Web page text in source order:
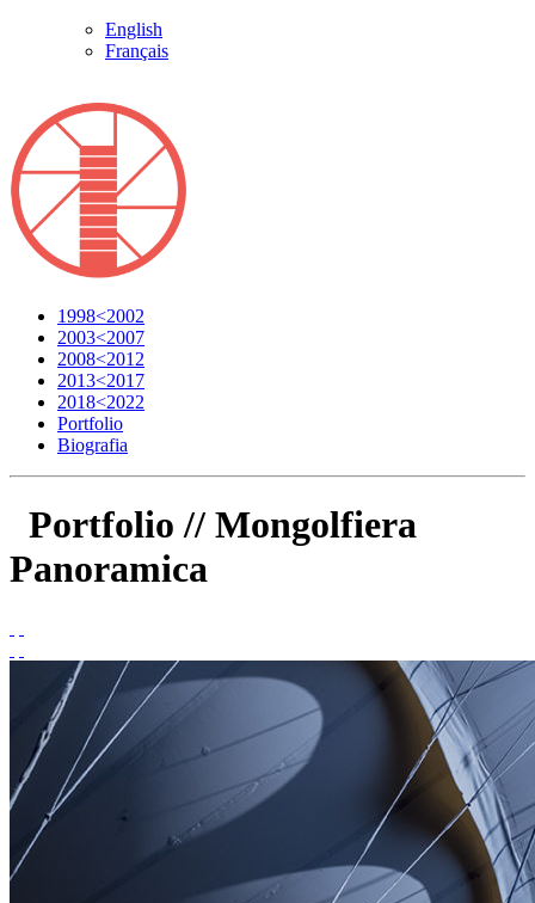
English
Français
1998<2002
2003<2007
2008<2012
2013<2017
2018<2022
Portfolio
Biografia
Portfolio // Mongolfiera
Panoramica